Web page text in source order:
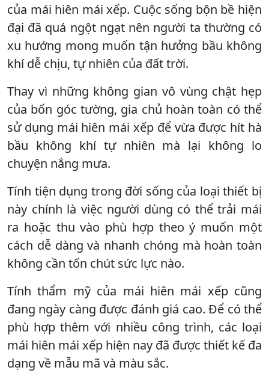
của mái hiên mái xếp. Cuộc sống bộn bề hiện
đại đã quá ngột ngạt nên người ta thường có
xu hướng mong muốn tận hưởng bầu không
khí dễ chịu, tự nhiên của đất trời.
Thay vì những không gian vô vùng chật hẹp
của bốn góc tường, gia chủ hoàn toàn có thể
sử dụng mái hiên mái xếp để vừa được hít hà
bầu không khí tự nhiên mà lại không lo
chuyện nắng mưa.
Tính tiện dụng trong đời sống của loại thiết bị
này chính là việc người dùng có thể trải mái
ra hoặc thu vào phù hợp theo ý muốn một
cách dễ dàng và nhanh chóng mà hoàn toàn
không cần tốn chút sức lực nào.
Tính thẩm mỹ của mái hiên mái xếp cũng
đang ngày càng được đánh giá cao. Để có thể
phù hợp thêm với nhiều công trình, các loại
mái hiên mái xếp hiện nay đã được thiết kế đa
dạng về mẫu mã và màu sắc.